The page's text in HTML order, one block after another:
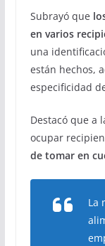
Subrayó que
en varios
una
están hechos,
especificidad
Destacó que a
ocupar
de tomar en
La